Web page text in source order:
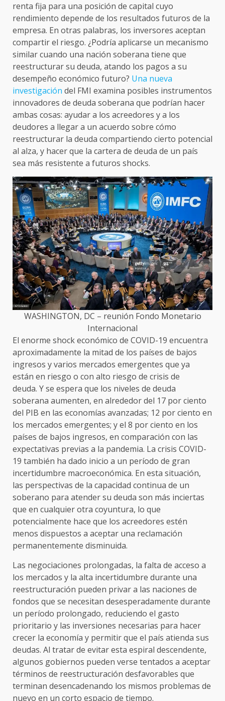
renta fija para una posición de capital cuyo
rendimiento depende de los resultados futuros de la
empresa. En otras palabras, los inversores aceptan
compartir el riesgo. ¿Podría aplicarse un mecanismo
similar cuando una nación soberana tiene que
reestructurar su deuda, atando los pagos a su
desempeño económico futuro? Una nueva
investigación del FMI examina posibles instrumentos
innovadores de deuda soberana que podrían hacer
ambas cosas: ayudar a los acreedores y a los
deudores a llegar a un acuerdo sobre cómo
reestructurar la deuda compartiendo cierto potencial
al alza, y hacer que la cartera de deuda de un país
sea más resistente a futuros shocks.
WASHINGTON, DC – reunión Fondo Monetario
Internacional
El enorme shock económico de COVID-19 encuentra
aproximadamente la mitad de los países de bajos
ingresos y varios mercados emergentes que ya
están en riesgo o con alto riesgo de crisis de
deuda. Y se espera que los niveles de deuda
soberana aumenten, en alrededor del 17 por ciento
del PIB en las economías avanzadas; 12 por ciento en
los mercados emergentes; y el 8 por ciento en los
países de bajos ingresos, en comparación con las
expectativas previas a la pandemia. La crisis COVID-
19 también ha dado inicio a un período de gran
incertidumbre macroeconómica. En esta situación,
las perspectivas de la capacidad continua de un
soberano para atender su deuda son más inciertas
que en cualquier otra coyuntura, lo que
potencialmente hace que los acreedores estén
menos dispuestos a aceptar una reclamación
permanentemente disminuida.
Las negociaciones prolongadas, la falta de acceso a
los mercados y la alta incertidumbre durante una
reestructuración pueden privar a las naciones de
fondos que se necesitan desesperadamente durante
un período prolongado, reduciendo el gasto
prioritario y las inversiones necesarias para hacer
crecer la economía y permitir que el país atienda sus
deudas. Al tratar de evitar esta espiral descendente,
algunos gobiernos pueden verse tentados a aceptar
términos de reestructuración desfavorables que
terminan desencadenando los mismos problemas de
nuevo en un corto espacio de tiempo.